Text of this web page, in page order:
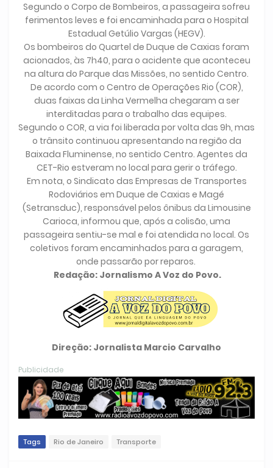
Segundo o Corpo de Bombeiros, a passageira sofreu
ferimentos leves e foi encaminhada para o Hospital
Estadual Getúlio Vargas (HEGV).
Os bombeiros do Quartel de Duque de Caxias foram
acionados, às 7h40, para o acidente que aconteceu
na altura do Parque das Missões, no sentido Centro.
De acordo com o Centro de Operações Rio (COR),
duas faixas da Linha Vermelha chegaram a ser
interditadas para o trabalho das equipes.
Segundo o COR, a via foi liberada por volta das 9h, mas
o trânsito continuou apresentando na região da
Baixada Fluminense, no sentido Centro. Agentes da
CET-Rio estveram no local para gerir o tráfego.
Em nota, o Sindicato das Empresas de Transportes
Rodoviários em Duque de Caxias e Magé
(Setransduc), responsável pelos ônibus da Limousine
Carioca, informou que, após a colisão, uma
passageira sentiu-se mal e foi atendida no local. Os
coletivos foram encaminhados para a garagem,
onde passarão por reparos.
Redação: Jornalismo A Voz do Povo.
Direção: Jornalista Marcio Carvalho
Publicidade
Tags Rio de Janeiro Transporte